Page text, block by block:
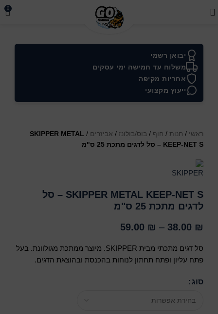
0
יבואן רשמי
משלוח עד חמישה ימי עסקים
אחריות מקיפה
ייעוץ מקצועי
ראשי / חנות / חוף / בוס/בולונז / אביזרים /
SKIPPER METAL
KEEP-NET S – סל לדגים מתכת 25 ס"מ
SKIPPER METAL KEEP-NET S – סל
לדגים מתכת 25 ס"מ
38.00 ₪
–
59.00 ₪
סל דגים מתכתי מבית SKIPPER. מיוצר ממתכת מגולוונת. בעל
פתח עליון ופתח תחתון לנוחות בהכנסת ובהוצאת הדגים.
סוג